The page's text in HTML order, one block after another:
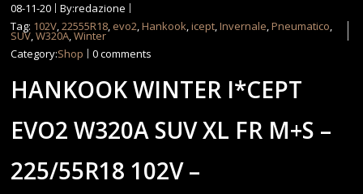
08-11-20
By:redazione
Tag: 102V,22555R18, evo2,Hankook,icept,Invernale,Pneumatico,
SUV,W320A,Winter
Category:Shop 0 comments
HANKOOK WINTER I*CEPT
EVO2 W320A SUV XL FR M+S –
225/55R18 102V –